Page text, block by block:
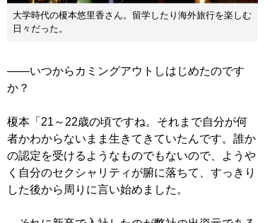
大学時代の榎本悠里香さん。留学したり海外旅行を楽しむ
日々だった。
――いつからカミングアウトしはじめたのです
か？
榎本「21～22歳の頃ですね。それまで自分が何
者かわからないまま生きてきていたんです。誰か
の認定を受けるようなものでもないので、ようや
く自分のセクシャリティが腑に落ちて、すっきり
した後から周りに言い始めました。